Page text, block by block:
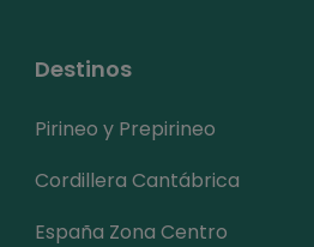
Destinos
Pirineo y Prepirineo
Cordillera Cantábrica
España Zona Centro